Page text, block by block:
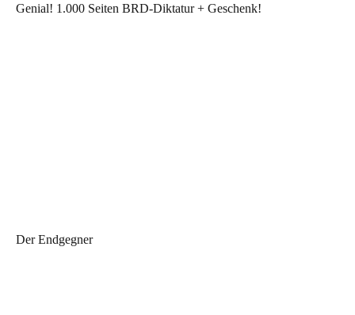
Genial! 1.000 Seiten BRD-Diktatur + Geschenk!
Der Endgegner